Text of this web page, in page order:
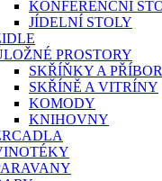
KONFERENČNÍ
JÍDELNÍ STOLY
PROSTORY
SKŘÍŇKY A
SKŘÍNĚ A VITRÍNY
KOMODY
KNIHOVNY